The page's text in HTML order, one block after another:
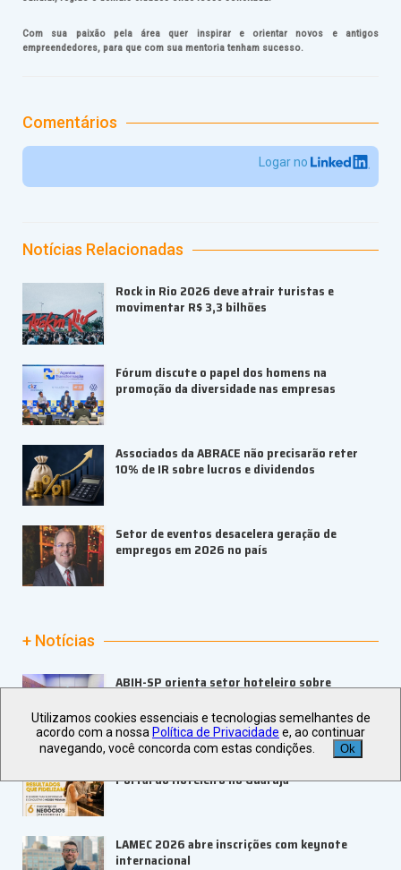
Com sua paixão pela área quer inspirar e orientar novos e antigos
empreendedores, para que com sua mentoria tenham sucesso.
Comentários
Logar no
Notícias Relacionadas
Rock in Rio 2026 deve atrair turistas e
movimentar R$ 3,3 bilhões
Fórum discute o papel dos homens na
promoção da diversidade nas empresas
Associados da ABRACE não precisarão reter
10% de IR sobre lucros e dividendos
Setor de eventos desacelera geração de
empregos em 2026 no país
+ Notícias
ABIH-SP orienta setor hoteleiro sobre
ABIH-SP promove 6º Encontro de Negócios do
Portal do Hoteleiro no Guarujá
LAMEC 2026 abre inscrições com keynote
internacional
Utilizamos cookies essenciais e tecnologias semelhantes de
acordo com a nossa Política de Privacidade e, ao continuar
navegando, você concorda com estas condições.
Ok